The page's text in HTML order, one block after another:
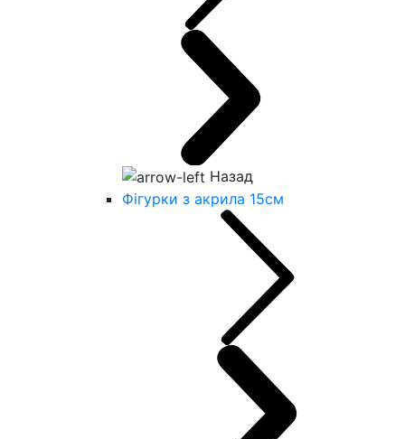
Назад
Фігурки з акрила 15см